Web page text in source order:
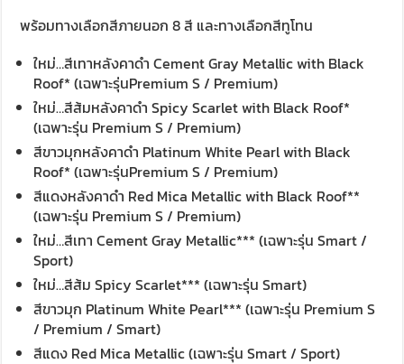
พร้อมทางเลือกสีภายนอก 8 สี และทางเลือกสีทูโทน
ใหม่…สีเทาหลังคาดำ Cement Gray Metallic with Black
Roof* (เฉพาะรุ่นPremium S / Premium)
ใหม่…สีส้มหลังคาดำ Spicy Scarlet with Black Roof*
(เฉพาะรุ่น Premium S / Premium)
สีขาวมุกหลังคาดำ Platinum White Pearl with Black
Roof* (เฉพาะรุ่นPremium S / Premium)
สีแดงหลังคาดำ Red Mica Metallic with Black Roof**
(เฉพาะรุ่น Premium S / Premium)
ใหม่…สีเทา Cement Gray Metallic*** (เฉพาะรุ่น Smart /
Sport)
ใหม่…สีส้ม Spicy Scarlet*** (เฉพาะรุ่น Smart)
สีขาวมุก Platinum White Pearl*** (เฉพาะรุ่น Premium S
/ Premium / Smart)
สีแดง Red Mica Metallic (เฉพาะรุ่น Smart / Sport)